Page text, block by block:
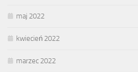
maj 2022
kwiecień 2022
marzec 2022